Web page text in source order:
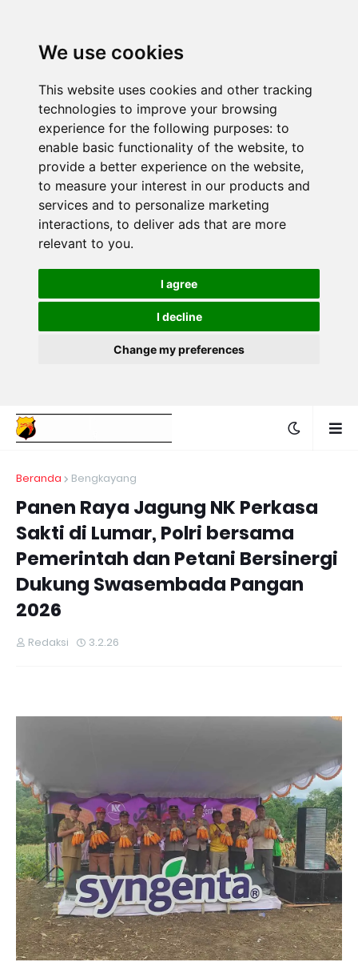
We use cookies
This website uses cookies and other tracking
technologies to improve your browsing
experience for the following purposes: to
enable basic functionality of the website, to
provide a better experience on the website,
to measure your interest in our products and
services and to personalize marketing
interactions, to deliver ads that are more
relevant to you.
I agree
I decline
Change my preferences
Beranda Bengkayang
Panen Raya Jagung NK Perkasa
Sakti di Lumar, Polri bersama
Pemerintah dan Petani Bersinergi
Dukung Swasembada Pangan
2026
Redaksi 3.2.26